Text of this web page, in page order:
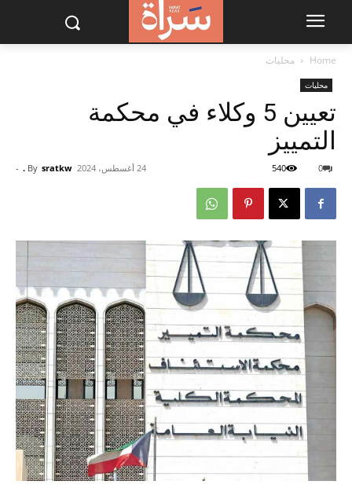
Home محليات
محليات
تعيين 5 وكلاء في محكمة
التمييز
By sratkw .
- 24 أغسطس، 2024 0
540